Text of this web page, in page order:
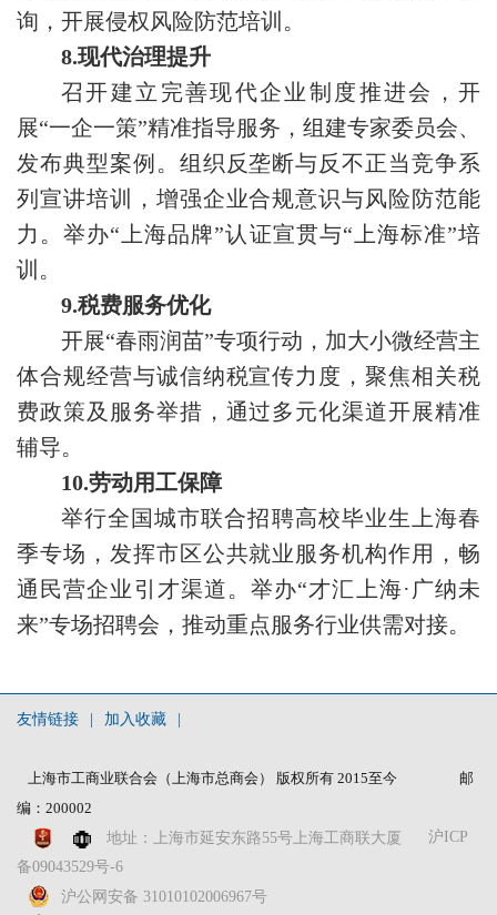
询，开展侵权风险防范培训。
8.现代治理提升
召开建立完善现代企业制度推进会，开
展“一企一策”精准指导服务，组建专家委员会、
发布典型案例。组织反垄断与反不正当竞争系
列宣讲培训，增强企业合规意识与风险防范能
力。举办“上海品牌”认证宣贯与“上海标准”培
训。
9.税费服务优化
开展“春雨润苗”专项行动，加大小微经营主
体合规经营与诚信纳税宣传力度，聚焦相关税
费政策及服务举措，通过多元化渠道开展精准
辅导。
10.劳动用工保障
举行全国城市联合招聘高校毕业生上海春
季专场，发挥市区公共就业服务机构作用，畅
通民营企业引才渠道。举办“才汇上海·广纳未
来”专场招聘会，推动重点服务行业供需对接。
友情链接 加入收藏
上海市工商业联合会（上海市总商会） 版权所有 2015至今
邮
编：200002
地址：上海市延安东路55号上海工商联大厦
沪ICP
备09043529号-6
沪公网安备 31010102006967号